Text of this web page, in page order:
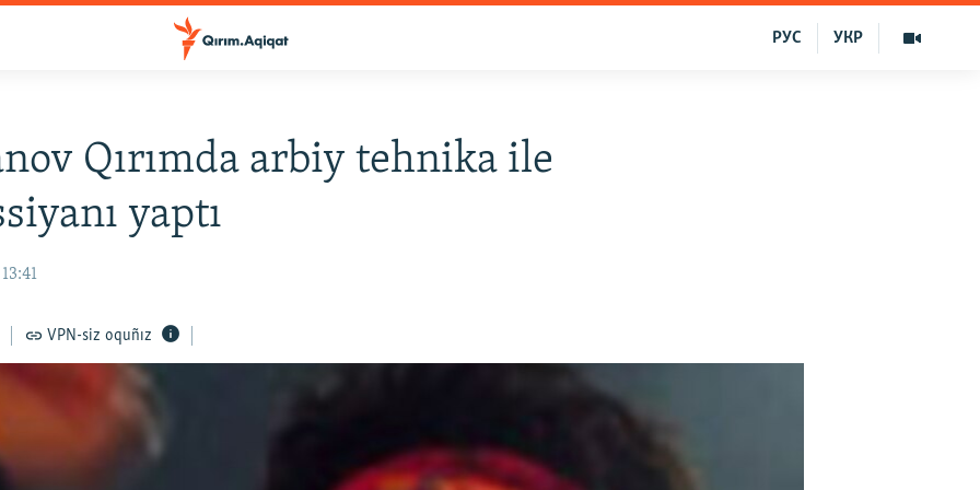
УКР
РУС
Qırımda arbiy tehnika ile
yaptı
VPN-siz oquñız